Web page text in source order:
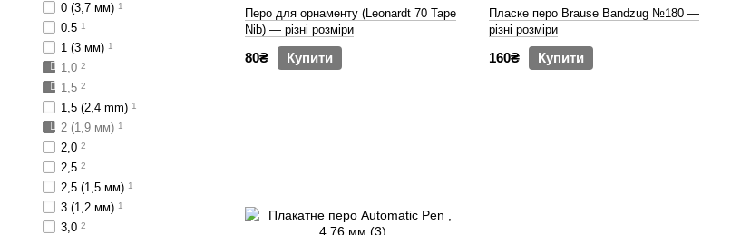
Перо для орнаменту (Leonardt 70 Tape
Nib) — різні розміри
80₴ Купити
Пласке перо Brause Bandzug №180 —
різні розміри
160₴ Купити
0 (3,7 мм) 1
0.5 1
1 (3 мм) 1
1,0 2
1,5 2
1,5 (2,4 mm) 1
2 (1,9 мм) 1
2,0 2
2,5 2
2,5 (1,5 мм) 1
3 (1,2 мм) 1
3,0 2